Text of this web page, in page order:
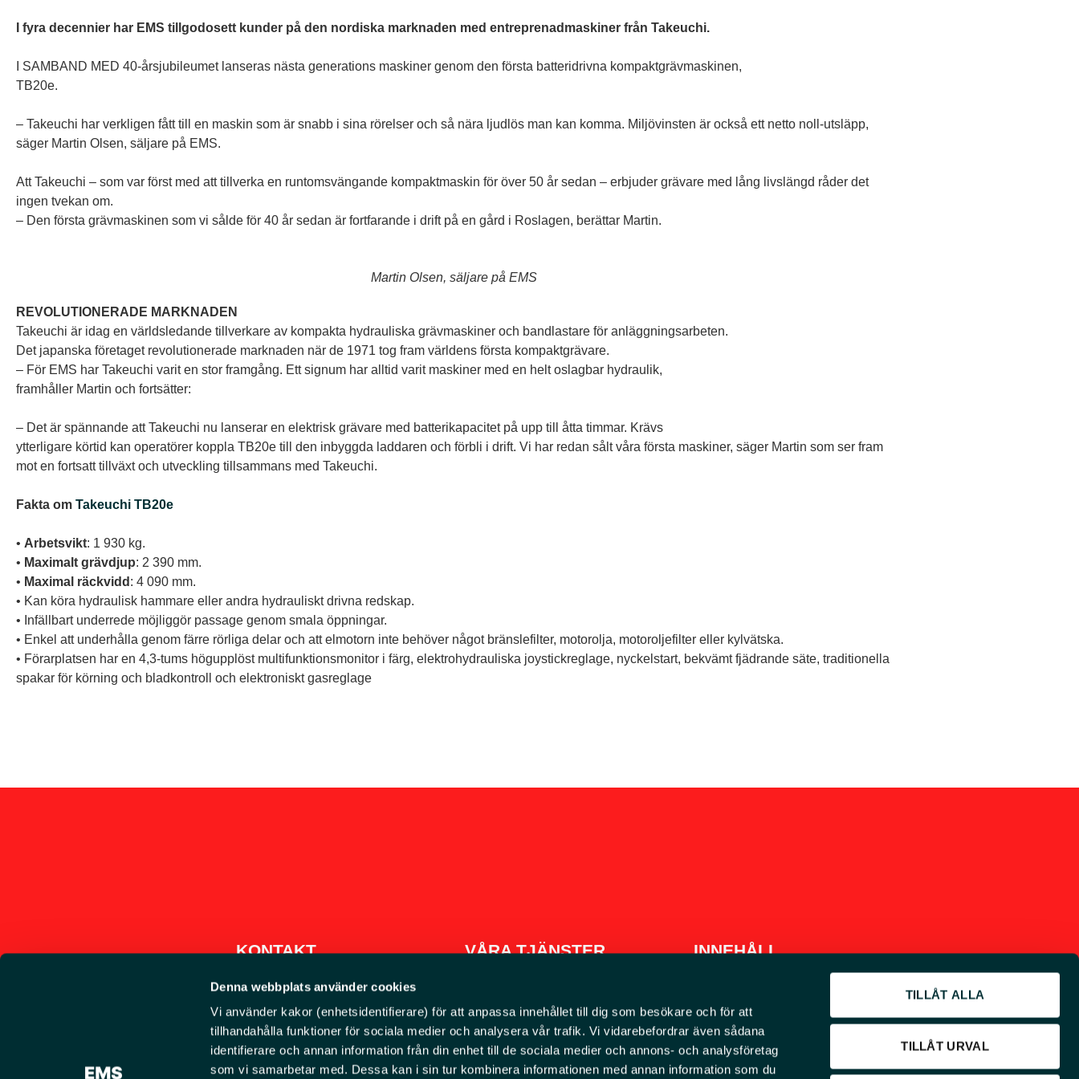
Denna webbplats använder cookies
Vi använder kakor (enhetsidentifierare) för att anpassa innehållet till dig som besökare och för att
tillhandahålla funktioner för sociala medier och analysera vår trafik. Vi vidarebefordrar även sådana
identifierare och annan information från din enhet till de sociala medier och annons- och analysföretag
som vi samarbetar med. Dessa kan i sin tur kombinera informationen med annan information som du
TILLÅT ALLA
TILLÅT URVAL
I fyra decennier har EMS tillgodosett kunder på den nordiska marknaden med entreprenadmaskiner från Takeuchi.
I SAMBAND MED 40-årsjubileumet lanseras nästa generations maskiner genom den första batteridrivna kompaktgrävmaskinen,
TB20e.
– Takeuchi har verkligen fått till en maskin som är snabb i sina rörelser och så nära ljudlös man kan komma. Miljövinsten är också ett netto noll-utsläpp,
säger Martin Olsen, säljare på EMS.
Att Takeuchi – som var först med att tillverka en runtomsvängande kompaktmaskin för över 50 år sedan – erbjuder grävare med lång livslängd råder det
ingen tvekan om.
– Den första grävmaskinen som vi sålde för 40 år sedan är fortfarande i drift på en gård i Roslagen, berättar Martin.
Martin Olsen, säljare på EMS
REVOLUTIONERADE MARKNADEN
Takeuchi är idag en världsledande tillverkare av kompakta hydrauliska grävmaskiner och bandlastare för anläggningsarbeten.
Det japanska företaget revolutionerade marknaden när de 1971 tog fram världens första kompaktgrävare.
– För EMS har Takeuchi varit en stor framgång. Ett signum har alltid varit maskiner med en helt oslagbar hydraulik,
framhåller Martin och fortsätter:
– Det är spännande att Takeuchi nu lanserar en elektrisk grävare med batterikapacitet på upp till åtta timmar. Krävs
ytterligare körtid kan operatörer koppla TB20e till den inbyggda laddaren och förbli i drift. Vi har redan sålt våra första maskiner, säger Martin som ser fram
mot en fortsatt tillväxt och utveckling tillsammans med Takeuchi.
Fakta om Takeuchi TB20e
• Arbetsvikt: 1 930 kg.
• Maximalt grävdjup: 2 390 mm.
• Maximal räckvidd : 4 090 mm.
• Kan köra hydraulisk hammare eller andra hydrauliskt drivna redskap.
• Infällbart underrede möjliggör passage genom smala öppningar.
• Enkel att underhålla genom färre rörliga delar och att elmotorn inte behöver något bränslefilter, motorolja, motoroljefilter eller kylvätska.
• Förarplatsen har en 4,3-tums högupplöst multifunktionsmonitor i färg, elektrohydrauliska joystickreglage, nyckelstart, bekvämt fjädrande säte, traditionella
spakar för körning och bladkontroll och elektroniskt gasreglage
KONTAKT
08-594 768 30
info@ems.se
VÅRA TJÄNSTER
Våra maskiner
Redskap och tillbehör
INNEHÅLL
Om EMS
Grävscoopet och nyheter